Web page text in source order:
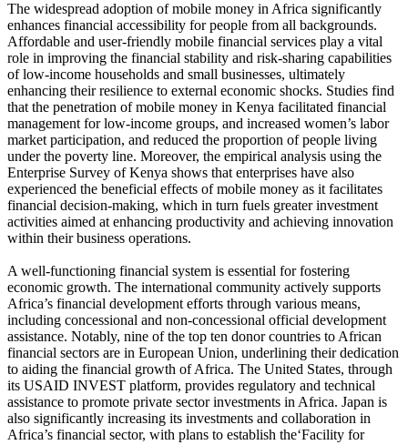
The widespread adoption of mobile money in Africa significantly
enhances financial accessibility for people from all backgrounds.
Affordable and user-friendly mobile financial services play a vital
role in improving the financial stability and risk-sharing capabilities
of low-income households and small businesses, ultimately
enhancing their resilience to external economic shocks. Studies find
that the penetration of mobile money in Kenya facilitated financial
management for low-income groups, and increased women’s labor
market participation, and reduced the proportion of people living
under the poverty line. Moreover, the empirical analysis using the
Enterprise Survey of Kenya shows that enterprises have also
experienced the beneficial effects of mobile money as it facilitates
financial decision-making, which in turn fuels greater investment
activities aimed at enhancing productivity and achieving innovation
within their business operations.
A well-functioning financial system is essential for fostering
economic growth. The international community actively supports
Africa’s financial development efforts through various means,
including concessional and non-concessional official development
assistance. Notably, nine of the top ten donor countries to African
financial sectors are in European Union, underlining their dedication
to aiding the financial growth of Africa. The United States, through
its USAID INVEST platform, provides regulatory and technical
assistance to promote private sector investments in Africa. Japan is
also significantly increasing its investments and collaboration in
Africa’s financial sector, with plans to establish the‘Facility for